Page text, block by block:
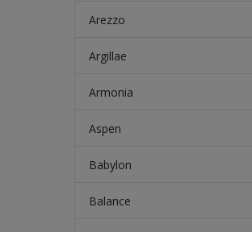
Arezzo
Argillae
Armonia
Aspen
Babylon
Balance